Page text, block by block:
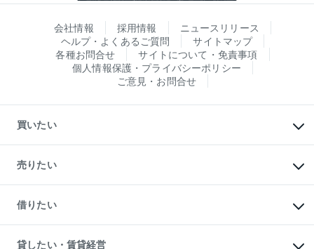
会社情報 採用情報
ニュースリリース
ヘルプ・よくあるご質問
サイトマップ
各種お問合せ
サイトについて・免責事項
個人情報保護・プライバシーポリシー
ご意見・お問合せ
買いたい
新築・分譲マンションの購入
中古マンションの購入
一戸建ての購入
中古一戸建ての購入
不動産購入の流れ
注目キーワード物件特集
売りたい
一戸建ての売却・査定
土地の売却・査定
スピードAI査定
不動産査定について
借りたい
オフィス・店舗の賃貸
貸したい・賃貸経営